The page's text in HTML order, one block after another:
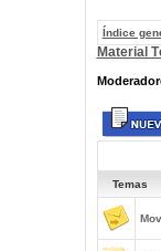
Índice
Material
Temas